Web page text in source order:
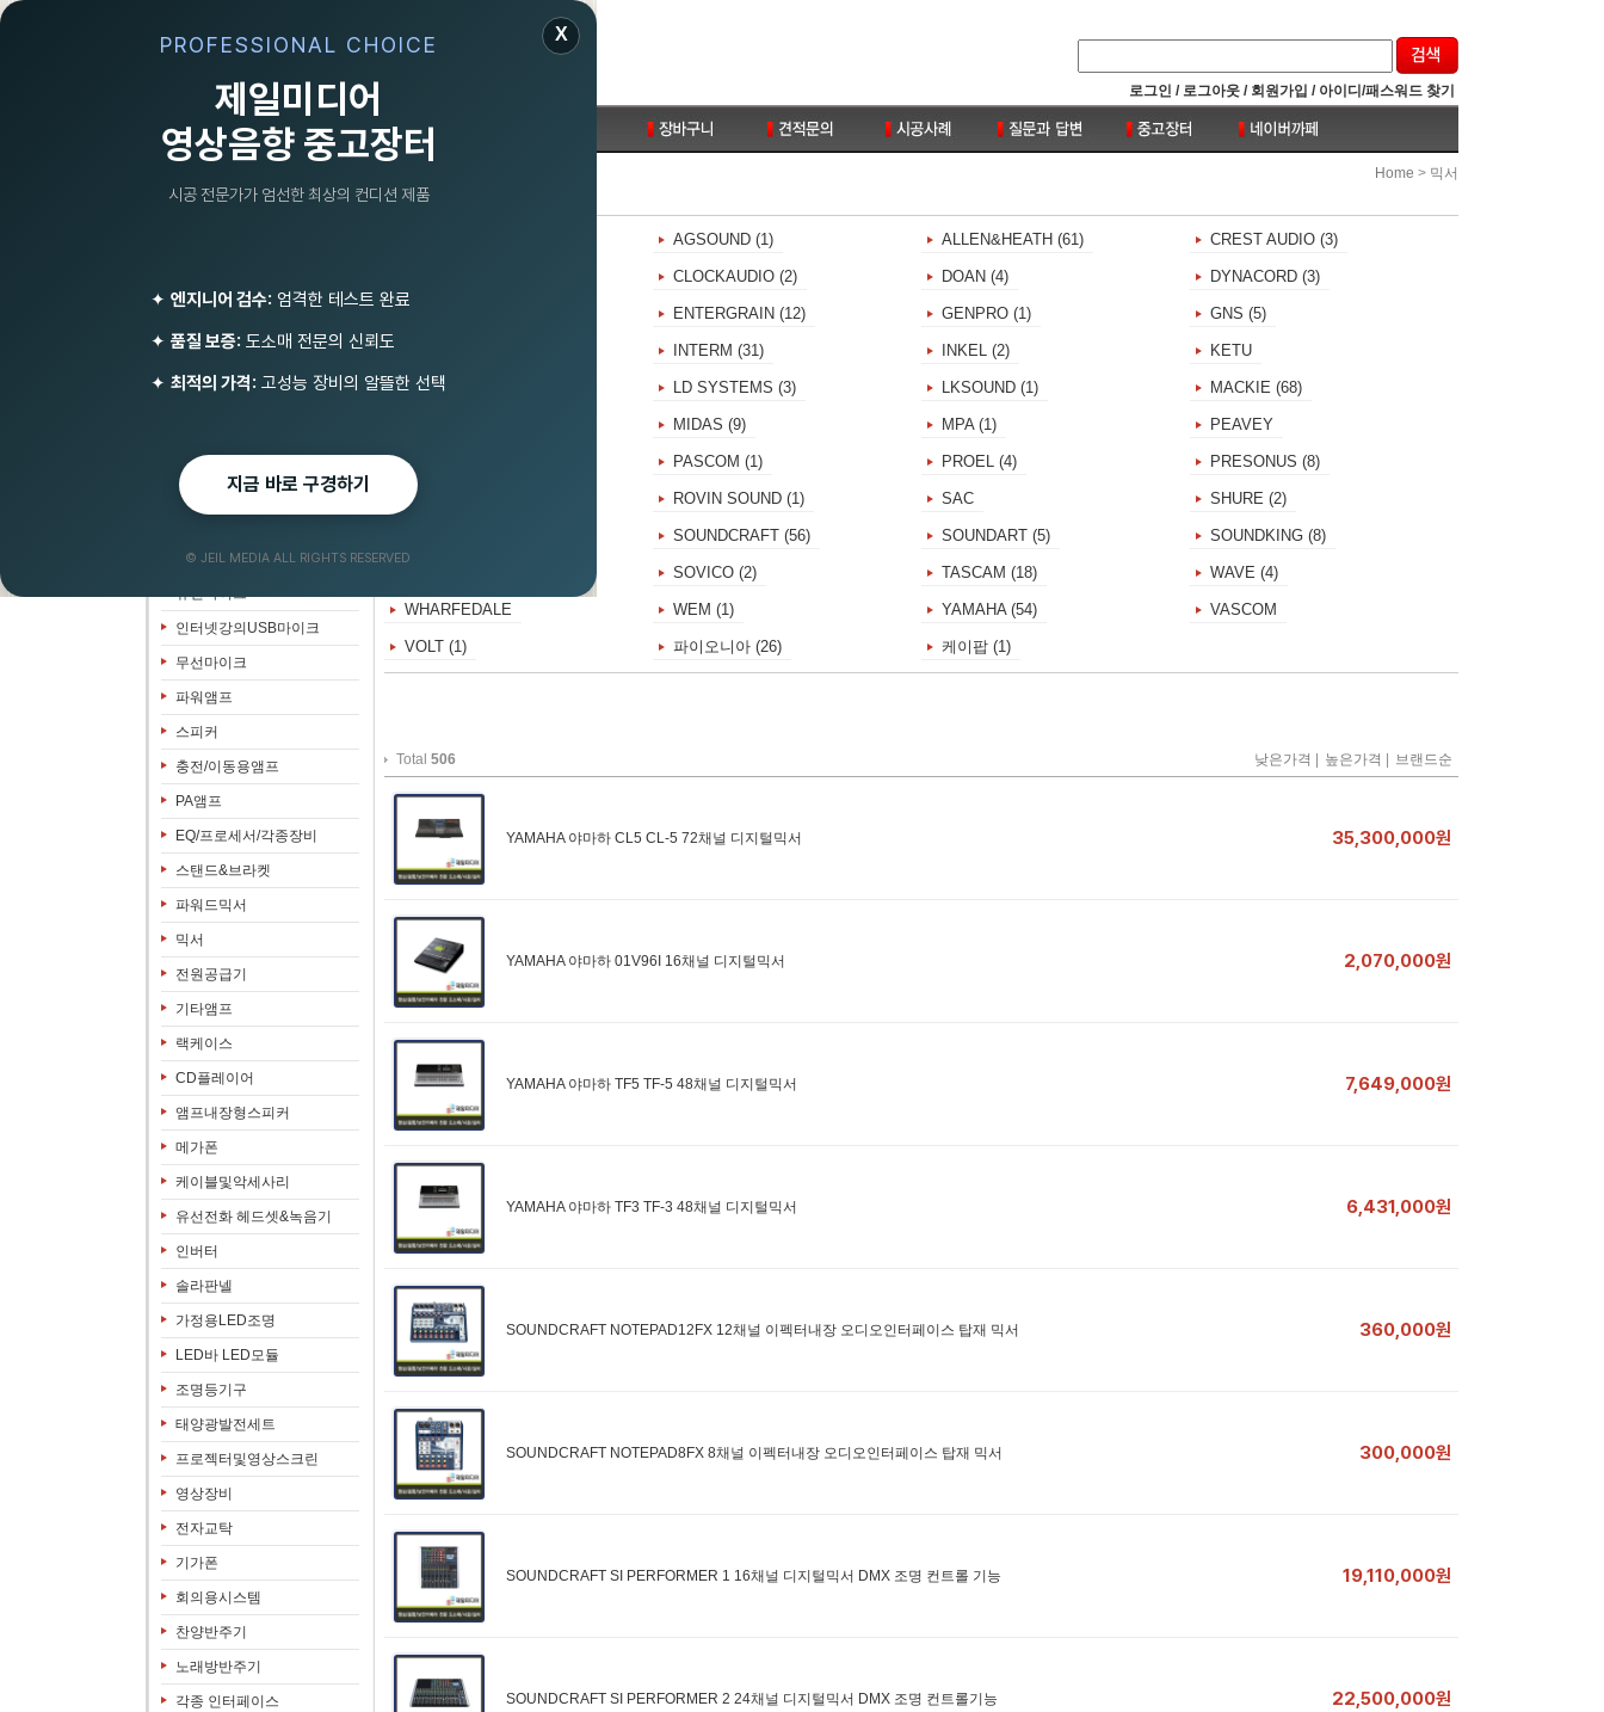
로그인 / 로그아웃 / 회원가입 / 아이디/패스워드 찾기
대면마이크(인터콤)
마이크
선거유세패키지
음향&영상패키지
유선마이크
인터넷강의USB마이크
무선마이크
파워앰프
스피커
충전/이동용앰프
PA앰프
EQ/프로세서/각종장비
스탠드&브라켓
파워드믹서
믹서
전원공급기
기타앰프
랙케이스
CD플레이어
앰프내장형스피커
메가폰
케이블및악세사리
유선전화 헤드셋&녹음기
인버터
솔라판넬
가정용LED조명
LED바 LED모듈
조명등기구
태양광발전세트
프로젝터및영상스크린
영상장비
전자교탁
기가폰
회의용시스템
찬양반주기
노래방반주기
각종 인터페이스
Home > 믹서
믹서
AGSOUND (1) ALLEN&HEATH (61) CREST AUDIO (3)
CLOCKAUDIO (2) DOAN (4) DYNACORD (3)
ENTERGRAIN (12) GENPRO (1) GNS (5)
INTERM (31) INKEL (2) KETU
LEEM LD SYSTEMS (3) LKSOUND (1) MACKIE (68)
MIDAS (9) MPA (1) PEAVEY
PHONIC (9) PASCOM (1) PROEL (4) PRESONUS (8)
REAL (3) ROVIN SOUND (1) SAC SHURE (2)
SOUNDCRAFT (56) SOUNDART (5) SOUNDKING (8)
SOVICO (2) TASCAM (18) WAVE (4)
WHARFEDALE WEM (1) YAMAHA (54) VASCOM
VOLT (1) 파이오니아 (26) 케이팝 (1)
Total 506 낮은가격 높은가격 브랜드순
YAMAHA 야마하 CL5 CL-5 72채널 디지털믹서 35,300,000원
YAMAHA 야마하 01V96I 16채널 디지털믹서 2,070,000원
YAMAHA 야마하 TF5 TF-5 48채널 디지털믹서 7,649,000원
YAMAHA 야마하 TF3 TF-3 48채널 디지털믹서 6,431,000원
SOUNDCRAFT NOTEPAD12FX 12채널 이펙터내장 오디오인터페이스 탑재 믹서 360,000원
SOUNDCRAFT NOTEPAD8FX 8채널 이펙터내장 오디오인터페이스 탑재 믹서 300,000원
SOUNDCRAFT SI PERFORMER 1 16채널 디지털믹서 DMX 조명 컨트롤 기능 19,110,000원
SOUNDCRAFT SI PERFORMER 2 24채널 디지털믹서 DMX 조명 컨트롤기능 22,500,000원
X
PROFESSIONAL CHOICE
제일미디어
영상음향 중고장터
시공 전문가가 엄선한 최상의 컨디션 제품
✦ 엔지니어 검수: 엄격한 테스트 완료
✦ 품질 보증: 도소매 전문의 신뢰도
✦ 최적의 가격: 고성능 장비의 알뜰한 선택
지금 바로 구경하기
© JEIL MEDIA ALL RIGHTS RESERVED